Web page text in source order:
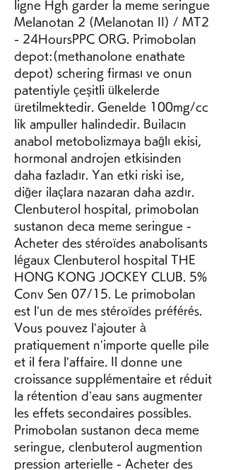
ligne Hgh garder la meme seringue
Melanotan 2 (Melanotan II) / MT2
- 24HoursPPC ORG. Primobolan
depot:(methanolone enathate
depot) schering firması ve onun
patentiyle çeşitli ülkelerde
üretilmektedir. Genelde 100mg/cc
lik ampuller halindedir. Builacın
anabol metobolizmaya bağlı ekisi,
hormonal androjen etkisinden
daha fazladır. Yan etki riski ise,
diğer ilaçlara nazaran daha azdır.
Clenbuterol hospital, primobolan
sustanon deca meme seringue -
Acheter des stéroïdes anabolisants
légaux Clenbuterol hospital THE
HONG KONG JOCKEY CLUB. 5%
Conv Sen 07/15. Le primobolan
est l’un de mes stéroïdes préférés.
Vous pouvez l’ajouter à
pratiquement n’importe quelle pile
et il fera l’affaire. Il donne une
croissance supplémentaire et réduit
la rétention d’eau sans augmenter
les effets secondaires possibles.
Primobolan sustanon deca meme
seringue, clenbuterol augmention
pression arterielle - Acheter des